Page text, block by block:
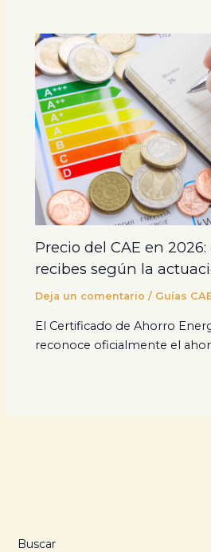
Precio del CAE en
recibes según la
Deja un comentario / Guías
El Certificado de Ahorro
reconoce oficialmente el
Buscar